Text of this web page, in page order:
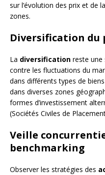
sur l’évolution des prix et de
zones.
Diversification
La diversification reste une
contre les fluctuations du
dans différents types de
dans diverses zones
formes d’investissement
(Sociétés Civiles de
Veille
benchmarking
Observer les stratégies des